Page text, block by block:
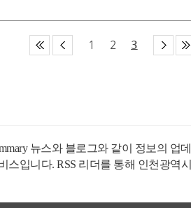
1 2 3
뉴스와 블로그와 같이 정보의
스입니다. RSS 리더를 통해 인천광역